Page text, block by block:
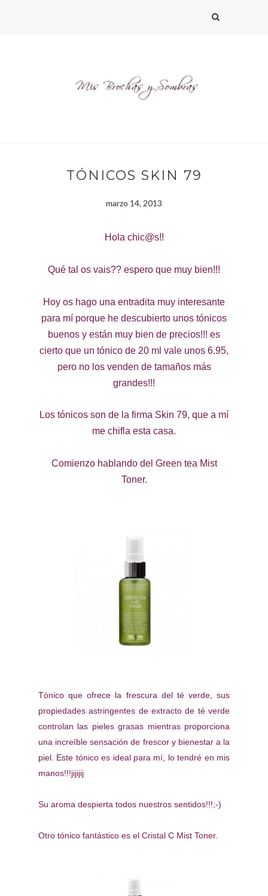
TÓNICOS SKIN 79
marzo 14, 2013
Hola chic@s!!
Qué tal os vais?? espero que muy bien!!!
Hoy os hago una entradita muy interesante
para mí porque he descubierto unos tónicos
buenos y están muy bien de precios!!! es
cierto que un tónico de 20 ml vale unos 6.95,
pero no los venden de tamaños más
grandes!!!
Los tónicos son de la firma Skin 79, que a mí
me chifla esta casa.
Comienzo hablando del Green tea Mist
Toner.
Tónico que ofrece la frescura del té verde, sus
propiedades astringentes de extracto de té verde
controlan las pieles grasas mientras proporciona
una increíble sensación de frescor y bienestar a la
piel. Este tónico es ideal para mí, lo tendré en mis
manos!!!jijijij
Su aroma despierta todos nuestros sentidos!!!;-)
Otro tónico fantástico es el Cristal C Mist Toner.